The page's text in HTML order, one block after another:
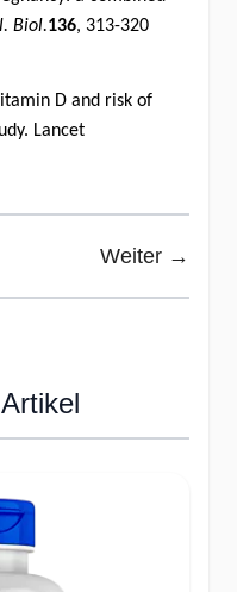
Biol.136, 313-320
D and risk of
Lancet
Weiter →